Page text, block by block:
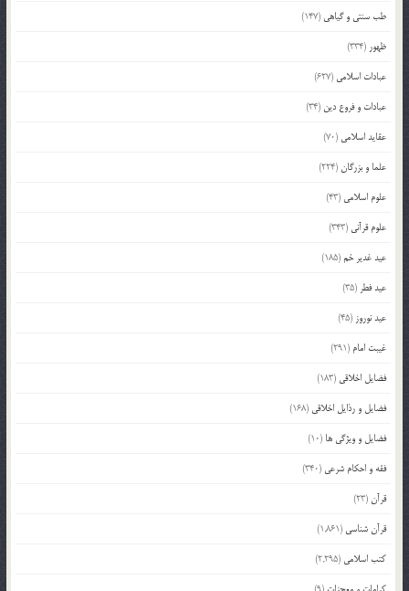
طب سنتی و گیاهی (147)
ظهور (334)
عبادات اسلامی (627)
عبادات و فروع دین (34)
عقاید اسلامی (70)
علما و بزرگان(224)
علوم اسلامی (43)
علوم قرآنی (343)
عید غدیر خم(185)
عید فطر (35)
عید نوروز (45)
غیبت امام (291)
فضایل اخلاقی (183)
فضایل و رذایل اخلاقی (168)
فضایل و ویژگی ها (10)
فقه و احکام شرعی (340)
قرآن(23)
قرآن شناسی (1,861)
کتب اسلامی (2,295)